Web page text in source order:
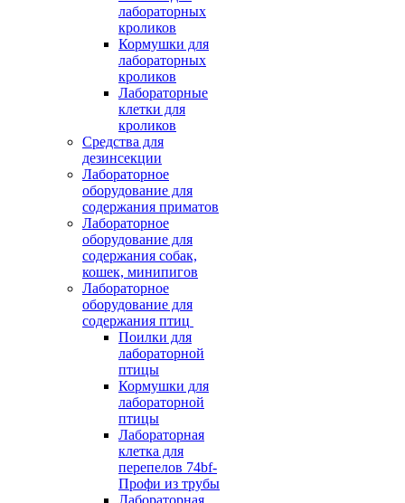
лабораторных
кроликов
Кормушки для
лабораторных
кроликов
Лабораторные
клетки для
кроликов
Средства для
дезинсекции
Лабораторное
оборудование для
содержания приматов
Лабораторное
оборудование для
содержания собак,
кошек, минипигов
Лабораторное
оборудование для
содержания птиц
Поилки для
лабораторной
птицы
Кормушки для
лабораторной
птицы
Лабораторная
клетка для
перепелов 74bf-
Профи из трубы
Лабораторная